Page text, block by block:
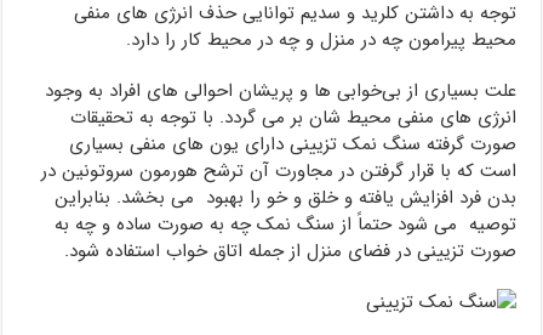
توجه به داشتن کلرید و سدیم توانایی حذف انرژی های منفی
محیط پیرامون چه در منزل و چه در محیط کار را دارد.
علت بسیاری از بی‌خوابی ها و پریشان احوالی های افراد به وجود
انرژی های منفی محیط شان بر می گردد. با توجه به تحقیقات
صورت گرفته سنگ نمک تزیینی دارای یون های منفی بسیاری
است که با قرار گرفتن در مجاورت آن ترشح هورمون سروتونین در
بدن فرد افزایش یافته و خلق و خو را بهبود می بخشد. بنابراین
توصیه می شود حتماً از سنگ نمک چه به صورت ساده و چه به
صورت تزیینی در فضای منزل از جمله اتاق خواب استفاده شود.